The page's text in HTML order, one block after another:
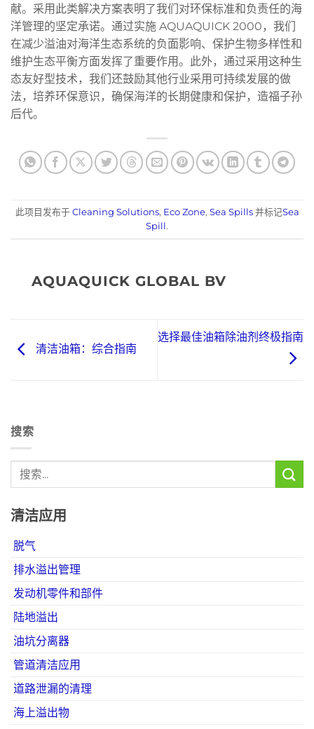
献。采用此类解决方案表明了我们对环保标准和负责任的海
洋管理的坚定承诺。通过实施 AQUAQUICK 2000，我们
在减少溢油对海洋生态系统的负面影响、保护生物多样性和
维护生态平衡方面发挥了重要作用。此外，通过采用这种生
态友好型技术，我们还鼓励其他行业采用可持续发展的做
法，培养环保意识，确保海洋的长期健康和保护，造福子孙
后代。
此项目发布于 Cleaning Solutions, Eco Zone, Sea Spills并标记Sea
Spill.
AQUAQUICK GLOBAL BV
清洁油箱：综合指南
选择最佳油箱除油剂终极指南
搜索
清洁应用
脱气
排水溢出管理
发动机零件和部件
陆地溢出
油坑分离器
管道清洁应用
道路泄漏的清理
海上溢出物